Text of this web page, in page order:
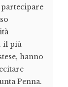
il più
hanno
Penna.